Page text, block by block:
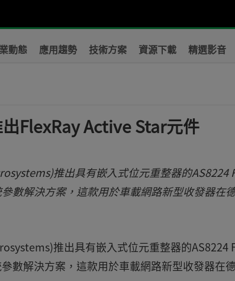
動態 應用趨勢 技術方案 資源下載 精選影音
FlexRay Active Star元件
推出具有嵌入式位元重整器的AS8224
數解決方案，這款用於車載網路新型收發器在
推出具有嵌入式位元重整器的AS8224
數解決方案，這款用於車載網路新型收發器在